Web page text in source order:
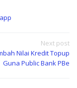
Next post
Nilai Kredit Topup
Guna Public Bank PBe